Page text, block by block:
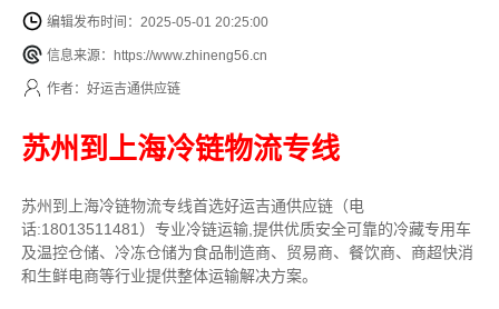
编辑发布时间：2025-05-01 20:25:00
信息来源：https://www.zhineng56.cn
作者：好运吉通供应链
苏州到上海冷链物流专线
苏州到上海冷链物流专线首选好运吉通供应链（电
话:18013511481）专业冷链运输,提供优质安全可靠的冷藏专用车
及温控仓储、冷冻仓储为食品制造商、贸易商、餐饮商、商超快消
和生鲜电商等行业提供整体运输解决方案。